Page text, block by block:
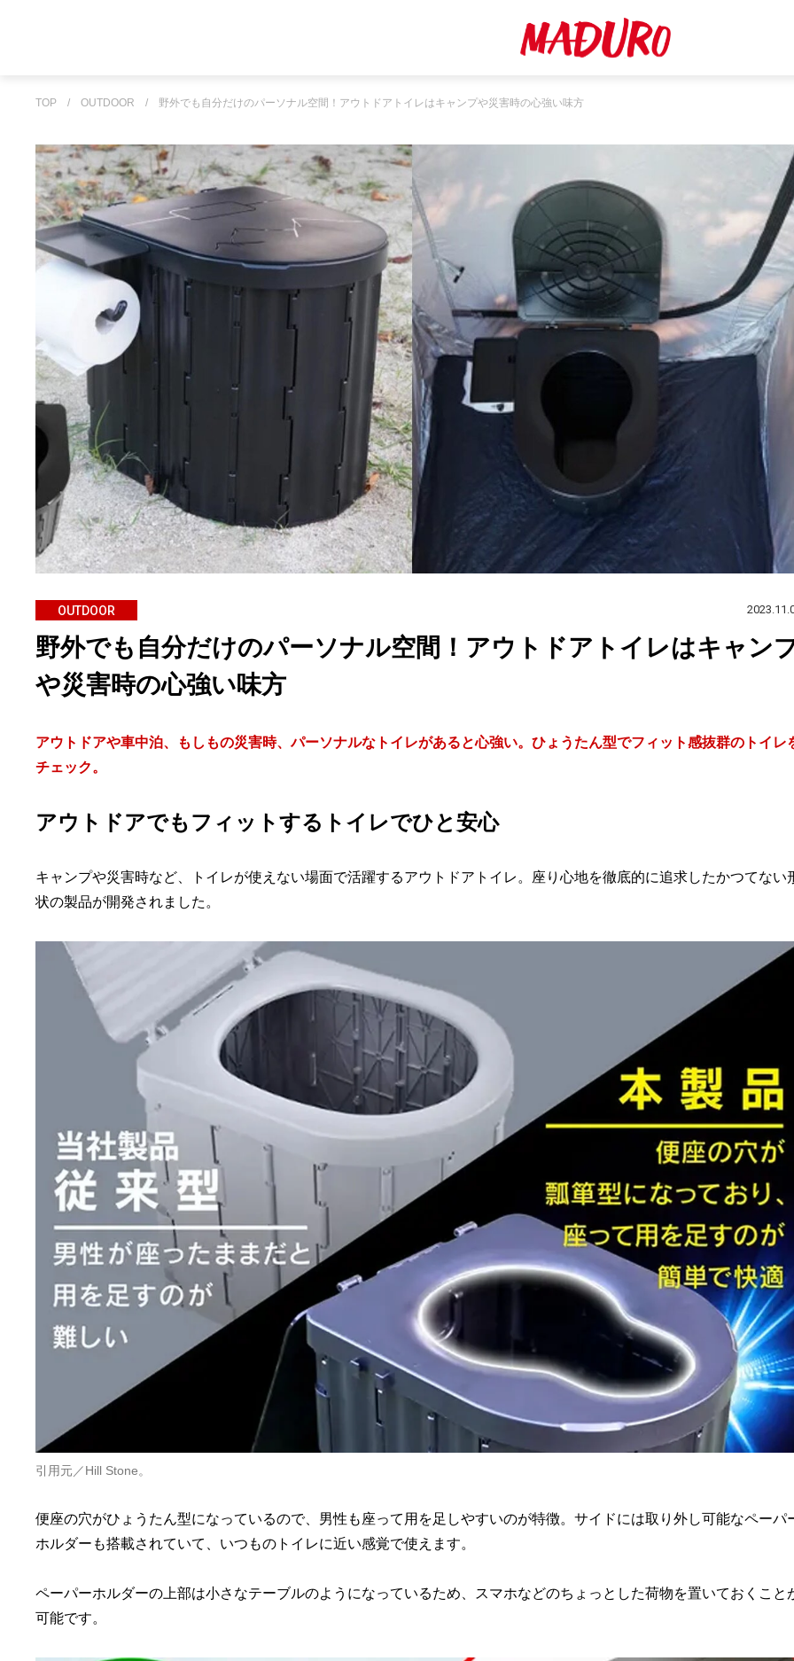
TOP / OUTDOOR / 野外でも自分だけのパーソナル空間！アウトドアトイレはキャンプや災害時の心強い味方
OUTDOOR
野外でも自分だけのパーソナル空間！アウトドアトイレはキャン
や災害時の心強い味方
アウトドアや車中泊、もしもの災害時、パーソナルなトイレがあると心強い。ひょうたん型でフィット感抜群のトイレ
チェック。
アウトドアでもフィットするトイレでひと安心
キャンプや災害時など、トイレが使えない場面で活躍するアウトドアトイレ。座り心地を徹底的に追求したかつてない
状の製品が開発されました。
引用元／Hill Stone。
便座の穴がひょうたん型になっているので、男性も座って用を足しやすいのが特徴。サイドには取り外し可能なペーパ
ホルダーも搭載されていて、いつものトイレに近い感覚で使えます。
ペーパーホルダーの上部は小さなテーブルのようになっているため、スマホなどのちょっとした荷物を置いておくこと
可能です。